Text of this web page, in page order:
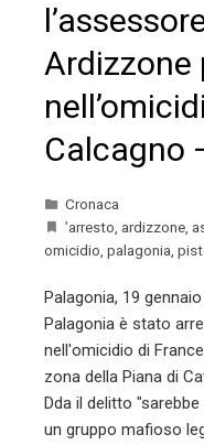
Ardizzone
Calcagno
Cronaca
’arresto, ardizzone,
omicidio, palagonia,
Palagonia, 19
Palagonia è stato
nell'omicidio di
zona della Piana di
Dda il delitto
un gruppo mafioso